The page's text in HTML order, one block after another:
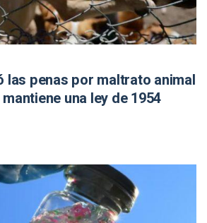
las penas por maltrato animal
una ley de 1954